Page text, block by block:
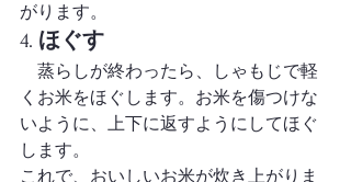
がります。
4. ほぐす
蒸らしが終わったら、しゃもじで軽
くお米をほぐします。お米を傷つけな
いように、上下に返すようにしてほぐ
します。
これで、おいしいお米が炊き上がりま